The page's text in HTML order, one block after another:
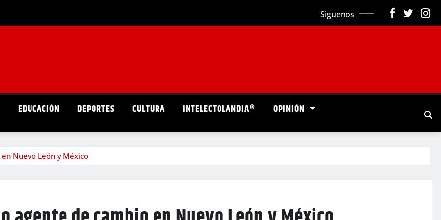
Siguenos
EDUCACIÓN DEPORTES CULTURA INTELECTOLANDIA® OPINIÓN
Nuevo León y México